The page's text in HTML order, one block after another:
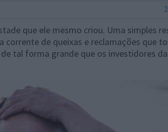
que ele mesmo criou. Uma simples
corrente de queixas e reclamações que
tal forma grande que os investidores